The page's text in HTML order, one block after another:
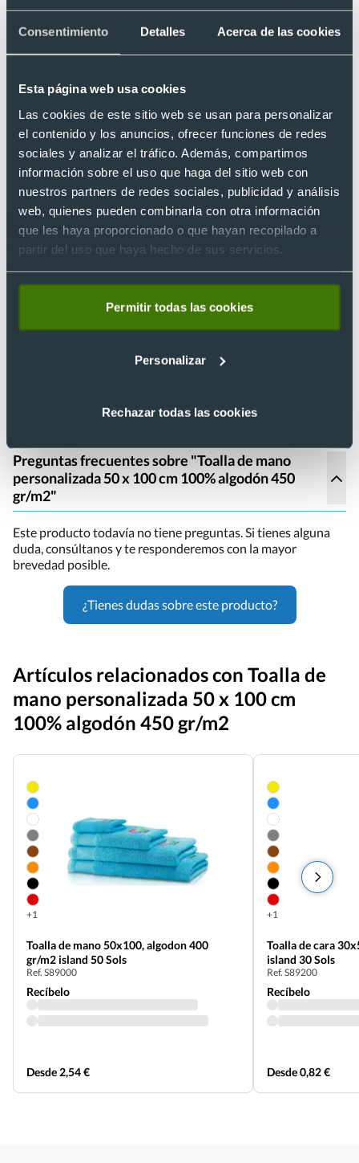
Consentimiento Detalles Acerca de las cookies
Esta página web usa cookies
Las cookies de este sitio web se usan para personalizar
el contenido y los anuncios, ofrecer funciones de redes
sociales y analizar el tráfico. Además, compartimos
información sobre el uso que haga del sitio web con
nuestros partners de redes sociales, publicidad y análisis
web, quienes pueden combinarla con otra información
que les haya proporcionado o que hayan recopilado a
partir del uso que haya hecho de sus servicios.
Permitir todas las cookies
Personalizar
Rechazar todas las cookies
Logo en bajo relieve + logo tejido en
cenefa
Existe también la opción de combinar la opción de logo en
bajo relieve puede marcarse encualquier parte de la toalla
estar a máximo 2 colores (sin contar el color de la toalla).
Preguntas frecuentes sobre "Toalla de mano
personalizada 50 x 100 cm 100% algodón 450
gr/m2"
Este producto todavía no tiene preguntas. Si tienes alguna
duda, consúltanos y te responderemos con la mayor
brevedad posible.
¿Tienes dudas sobre este producto?
Artículos relacionados con Toalla de
mano personalizada 50 x 100 cm
100% algodón 450 gr/m2
+1
Toalla de mano 50x100, algodon 400
gr/m2 island 50 Sols
Ref. S89000
Recíbelo
Desde 2,54 €
+1
Toalla de cara
island 30 Sols
Ref. S89200
Recíbelo
Desde 0,82 €